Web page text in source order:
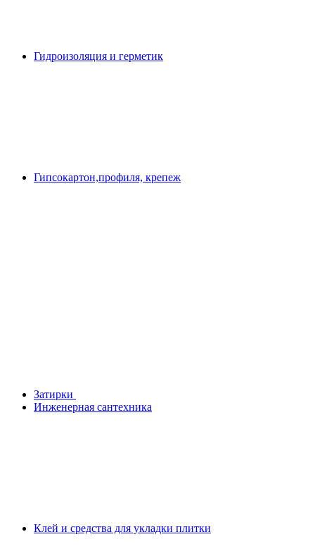
Гидроизоляция и герметик
Гипсокартон,профиля, крепеж
Затирки
Инженерная сантехника
Клей и средства для укладки плитки